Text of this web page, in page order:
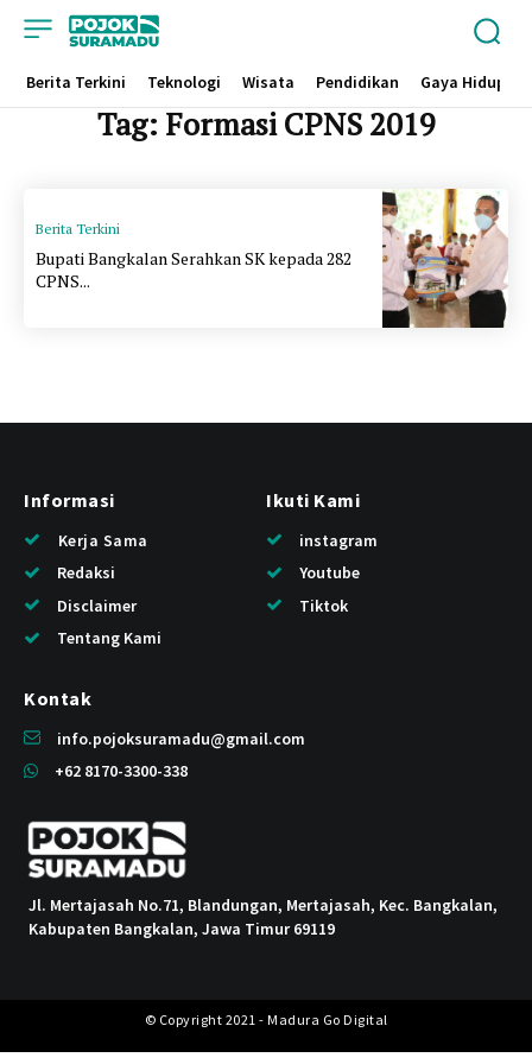
Berita Terkini Teknologi Wisata Pendidikan Gaya Hidup
Tag: Formasi CPNS 2019
Berita Terkini
Bupati Bangkalan Serahkan SK kepada 282
CPNS...
Informasi
Kerja Sama
Redaksi
Disclaimer
Tentang Kami
Ikuti Kami
instagram
Youtube
Tiktok
Kontak
info.pojoksuramadu@gmail.com
+62 8170-3300-338
Jl. Mertajasah No.71, Blandungan, Mertajasah, Kec. Bangkalan,
Kabupaten Bangkalan, Jawa Timur 69119
© Copyright 2021 - Madura Go Digital